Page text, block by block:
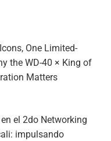
One Limited-
the WD-40 × King of
Matters
el 2do Networking
impulsando